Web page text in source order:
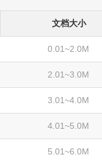
文档大小
0.01~2.0M
2.01~3.0M
3.01~4.0M
4.01~5.0M
5.01~6.0M